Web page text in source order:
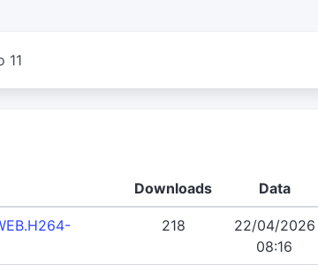
11
Downloads Data
218
22/04/2026
08:16